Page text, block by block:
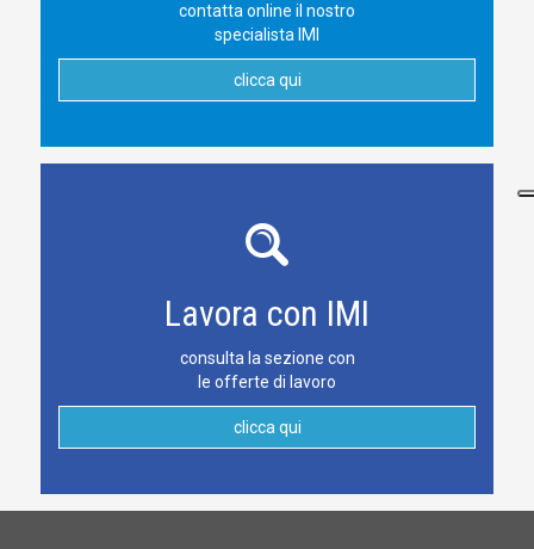
contatta online il nostro
specialista IMI
clicca qui
Lavora con IMI
consulta la sezione con
le offerte di lavoro
clicca qui